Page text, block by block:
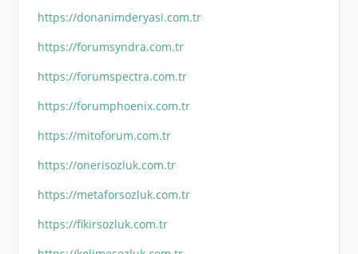
https://donanimderyasi.com.tr
https://forumsyndra.com.tr
https://forumspectra.com.tr
https://forumphoenix.com.tr
https://mitoforum.com.tr
https://onerisozluk.com.tr
https://metaforsozluk.com.tr
https://fikirsozluk.com.tr